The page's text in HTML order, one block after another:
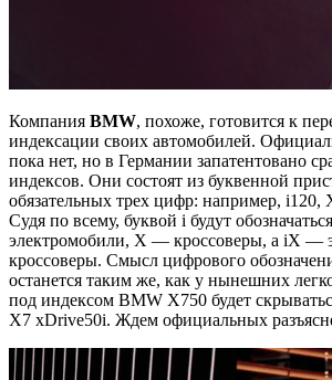
Компания BMW, похоже, готовится к
индексации своих автомобилей.
пока нет, но в Германии запатентовано
индексов. Они состоят из буквенной
обязательных трех цифр: например, i120,
Судя по всему, буквой i будут
электромобили, X — кроссоверы, а iX —
кроссоверы. Смысл цифрового
останется таким же, как у нынешних
под индексом BMW X750 будет
X7 xDrive50i. Ждем официальных